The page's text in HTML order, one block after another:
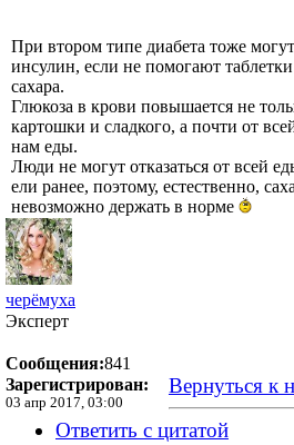
При втором типе диабета тоже
инсулин, если не помогают
сахара.
Глюкоза в крови повышается не
картошки и сладкого, а почти от
нам еды.
Люди не могут отказаться от всей
ели ранее, поэтому, естественно,
невозможно держать в норме
черёмуха
Эксперт
Сообщения:841
Зарегистрирован:
03 апр 2017, 03:00
Вернуться к
Ответить с цитатой